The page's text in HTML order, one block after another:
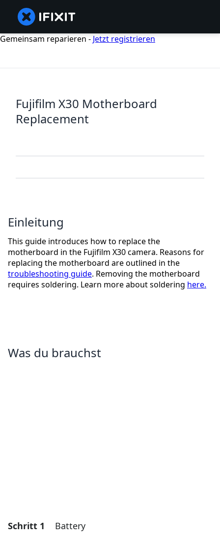
Gemeinsam reparieren - Jetzt registrieren
Fujifilm X30 Motherboard
Replacement
Einleitung
This guide introduces how to replace the
motherboard in the Fujifilm X30 camera. Reasons for
replacing the motherboard are outlined in the
troubleshooting guide. Removing the motherboard
requires soldering. Learn more about soldering here.
Was du brauchst
Schritt 1 Battery